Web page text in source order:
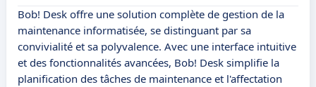
Bob! Desk offre une solution complète de gestion de la
maintenance informatisée, se distinguant par sa
convivialité et sa polyvalence. Avec une interface intuitive
et des fonctionnalités avancées, Bob! Desk simplifie la
planification des tâches de maintenance et l'affectation